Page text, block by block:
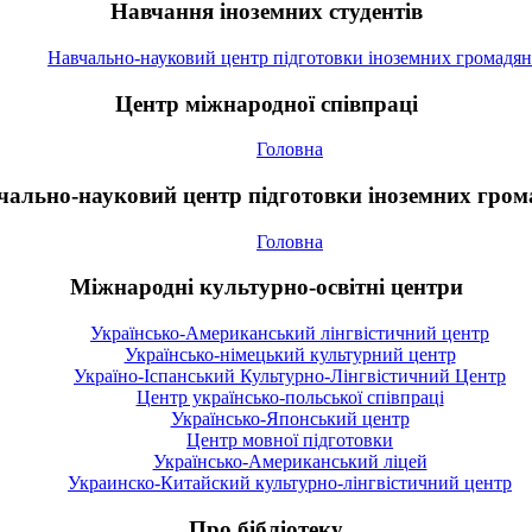
Навчання іноземних студентів
Навчально-науковий центр підготовки іноземних громадян
Центр міжнародної співпраці
Головна
науковий центр підготовки іноземних
Головна
Міжнародні культурно-освітні центри
Українсько-Американський лінгвістичний центр
Українсько-німецький культурний центр
Україно-Іспанський Культурно-Лінгвістичний Центр
Центр українсько-польської співпраці
Українсько-Японський центр
Центр мовної підготовки
Українсько-Американський ліцей
Украинско-Китайский культурно-лінгвістичний центр